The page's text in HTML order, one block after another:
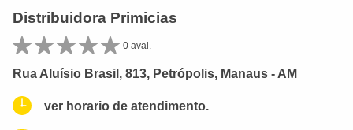
Distribuidora Primicias
0 aval.
Rua Aluísio Brasil, 813, Petrópolis, Manaus - AM
ver horario de atendimento.